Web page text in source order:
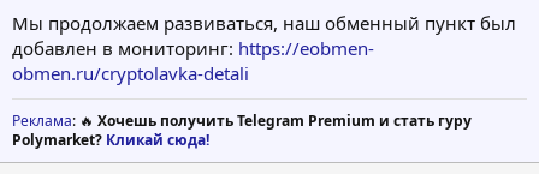
Мы продолжаем развиваться, наш обменный пункт был
добавлен в мониторинг: https://eobmen-
obmen.ru/cryptolavka-detali
Реклама: 🔥 Хочешь получить Telegram Premium и стать гуру
Polymarket? Кликай сюда!